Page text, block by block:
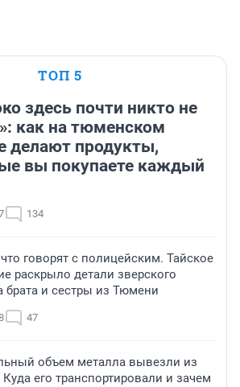
ТОП 5
здесь почти никто не
как на тюменском
делают продукты,
вы покупаете каждый
134
говорят с полицейским. Тайское
раскрыло детали зверского
брата и сестры из Тюмени
47
объем металла вывезли из
его транспортировали и зачем